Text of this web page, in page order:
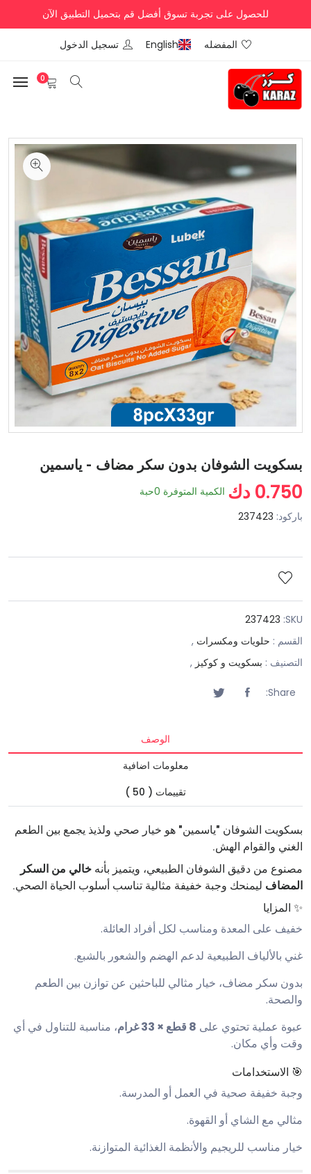
للحصول على تجربة تسوق أفضل قم بتحميل التطبيق الآن
المفضله English تسجيل الدخول
0
بسكويت الشوفان بدون سكر مضاف - ياسمين
0.750 دك الكمية المتوفرة 0حبة
باركود: 237423
SKU:
237423
القسم : حلويات ومكسرات ,
التصنيف : بسكويت و كوكيز ,
Share:
الوصف
معلومات اضافية
تقييمات ( 50 )
بسكويت الشوفان "ياسمين" هو خيار صحي ولذيذ يجمع بين الطعم
الغني والقوام الهش.
مصنوع من دقيق الشوفان الطبيعي، ويتميز بأنه خالي من السكر
المضاف ليمنحك وجبة خفيفة مثالية تناسب أسلوب الحياة الصحي.
✨ المزايا
خفيف على المعدة ومناسب لكل أفراد العائلة.
غني بالألياف الطبيعية لدعم الهضم والشعور بالشبع.
بدون سكر مضاف، خيار مثالي للباحثين عن توازن بين الطعم
والصحة.
عبوة عملية تحتوي على 8 قطع × 33 غرام
، مناسبة للتناول في أي
وقت وأي مكان.
🎯 الاستخدامات
وجبة خفيفة صحية في العمل أو المدرسة.
مثالي مع الشاي أو القهوة.
خيار مناسب للريجيم والأنظمة الغذائية المتوازنة.